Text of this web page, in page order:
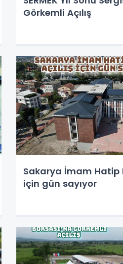
Görkemli Açılış
Sakarya İmam Hatip
için gün sayıyor